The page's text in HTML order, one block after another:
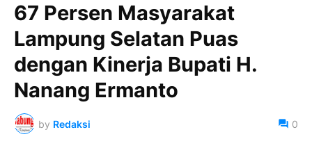
67 Persen Masyarakat
Lampung Selatan Puas
dengan Kinerja Bupati H.
Nanang Ermanto
by Redaksi 0